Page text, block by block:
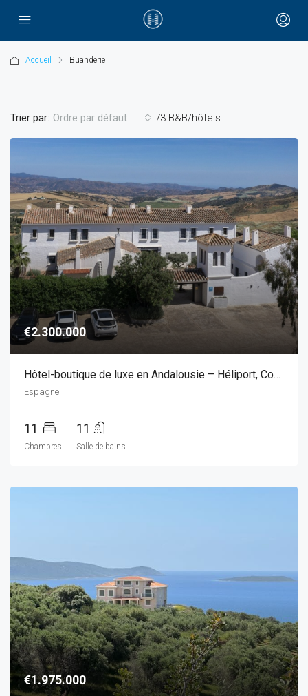
Accueil Buanderie
73 B&B/hôtels
Trier par: Ordre par défaut
€2.300.000
Hôtel-boutique de luxe en Andalousie – Héliport, Court de tennis & Piscine chauffée
Espagne
11
Chambres
11
Salle de bains
€1.975.000